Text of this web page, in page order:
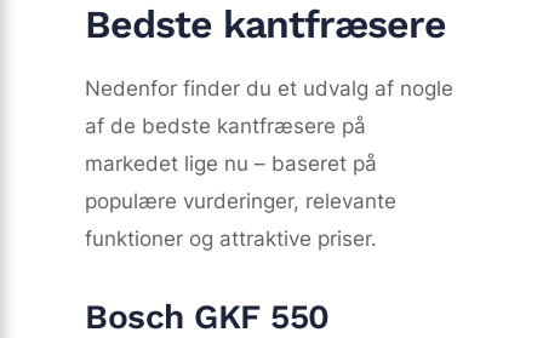
Bedste kantfræsere
Nedenfor finder du et udvalg af nogle
af de bedste kantfræsere på
markedet lige nu – baseret på
populære vurderinger, relevante
funktioner og attraktive priser.
Bosch GKF 550